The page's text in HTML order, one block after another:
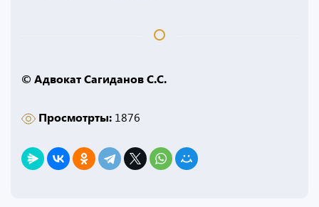
© Адвокат Сагиданов С.С.
Просмотрты: 1876